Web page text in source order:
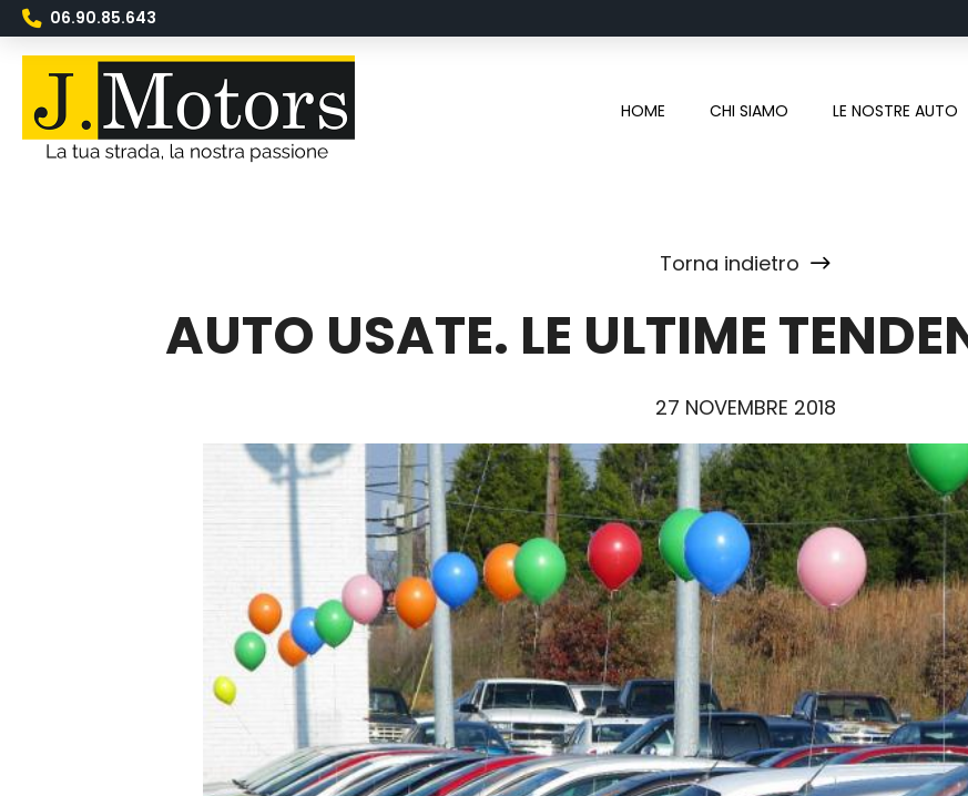
06.90.85.643
HOME CHI SIAMO LE NOSTRE AUTO
Torna indietro
AUTO USATE. LE ULTIME
27 NOVEMBRE 2018